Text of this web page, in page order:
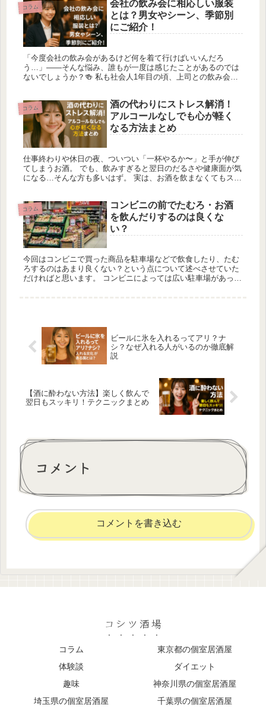
コラム
会社の飲み会に相応しい服装
とは？男女やシーン、季節別
にご紹介！
「今度会社の飲み会があるけど何を着て行けばいいんだろ
う…」——そんな悩み、誰もが一度は感じたことがあるのでは
ないでしょうか？🍻 私も社会人1年目の頃、上司との飲み会に
コラム
酒の代わりにストレス解消！
アルコールなしでも心が軽く
なる方法まとめ
仕事終わりや休日の夜、ついつい「一杯やるか〜」と手が伸び
てしまうお酒。 でも、飲みすぎると翌日のだるさや健康面が気
になる…そんな方も多いはず。 実は、お酒を飲まなくてもスッ
コラム
コンビニの前でたむろ・お酒
を飲んだりするのは良くな
い？
今回はコンビニで買った商品を駐車場などで飲食したり、たむ
ろするのはあまり良くない？という点について述べさせていた
だければと思います。 コンビニによっては広い駐車場があった
ビールに氷を入れるってアリ？ナ
シ？なぜ入れる人がいるのか徹底解
説
【酒に酔わない方法】楽しく飲んで
翌日もスッキリ！テクニックまとめ
コメント
コメントを書き込む
コシツ酒場
コラム
東京都の個室居酒屋
体験談
ダイエット
趣味
神奈川県の個室居酒屋
埼玉県の個室居酒屋
千葉県の個室居酒屋